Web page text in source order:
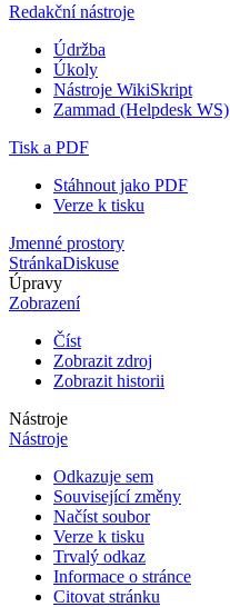
Redakční nástroje
Údržba
Úkoly
Nástroje WikiSkript
Zammad (Helpdesk WS)
Tisk a PDF
Stáhnout jako PDF
Verze k tisku
Jmenné prostory
StránkaDiskuse
Úpravy
Zobrazení
Číst
Zobrazit zdroj
Zobrazit historii
Nástroje
Nástroje
Odkazuje sem
Související změny
Načíst soubor
Verze k tisku
Trvalý odkaz
Informace o stránce
Citovat stránku